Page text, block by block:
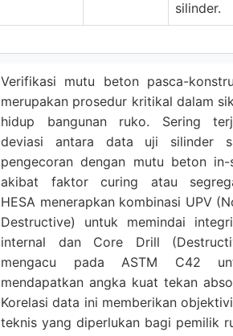
silinder.
Verifikasi mutu beton pasca-
merupakan prosedur kritikal dalam
hidup bangunan ruko. Sering
deviasi antara data uji silinder
pengecoran dengan mutu beton in-
akibat faktor curing atau
HESA menerapkan kombinasi UPV
Destructive) untuk memindai
internal dan Core Drill
mengacu pada ASTM C42
mendapatkan angka kuat tekan
Korelasi data ini memberikan
teknis yang diperlukan bagi pemilik